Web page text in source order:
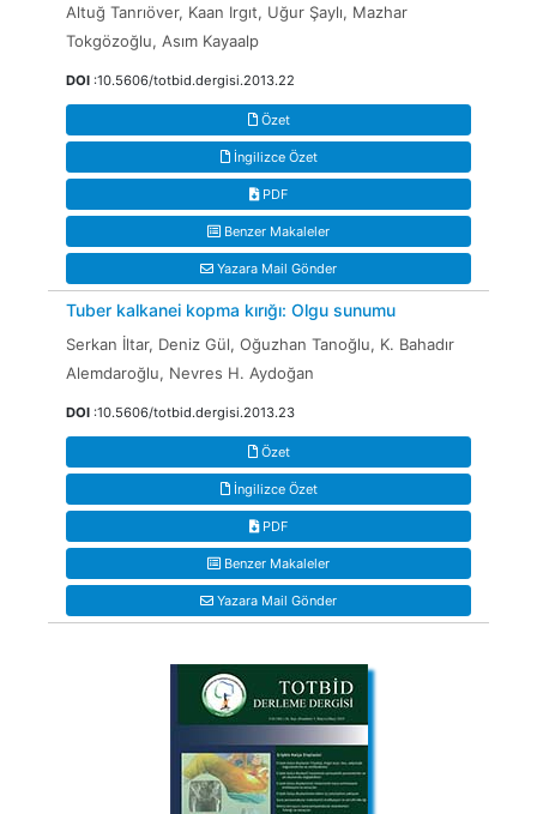
Altuğ Tanrıöver, Kaan Irgıt, Uğur Şaylı, Mazhar
Tokgözoğlu, Asım Kayaalp
DOI :10.5606/totbid.dergisi.2013.22
Özet
İngilizce Özet
PDF
Benzer Makaleler
Yazara Mail Gönder
Tuber kalkanei kopma kırığı: Olgu sunumu
Serkan İltar, Deniz Gül, Oğuzhan Tanoğlu, K. Bahadır
Alemdaroğlu, Nevres H. Aydoğan
DOI :10.5606/totbid.dergisi.2013.23
Özet
İngilizce Özet
PDF
Benzer Makaleler
Yazara Mail Gönder